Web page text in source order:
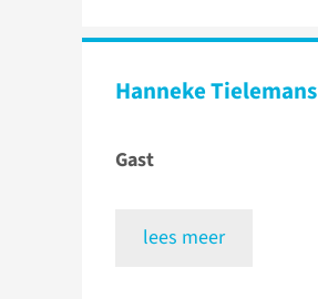
Hanneke Tielemans
Gast
lees meer